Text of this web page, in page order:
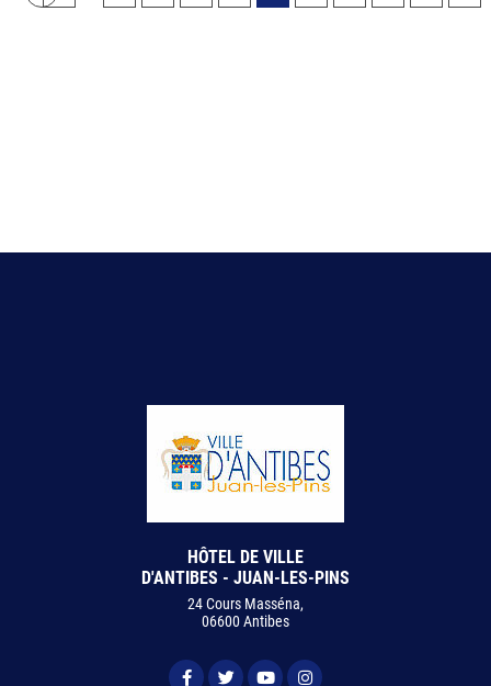
HÔTEL DE VILLE
D'ANTIBES - JUAN-LES-PINS
24 Cours Masséna,
06600 Antibes